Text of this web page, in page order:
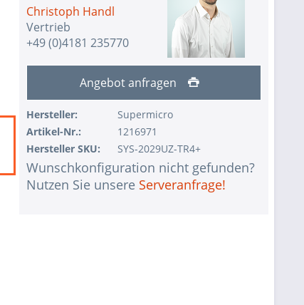
Christoph Handl
Vertrieb
+49 (0)4181 235770
Angebot anfragen
Hersteller:
Supermicro
Artikel-Nr.:
1216971
Hersteller SKU:
SYS-2029UZ-TR4+
Wunschkonfiguration nicht gefunden?
Nutzen Sie unsere Serveranfrage!